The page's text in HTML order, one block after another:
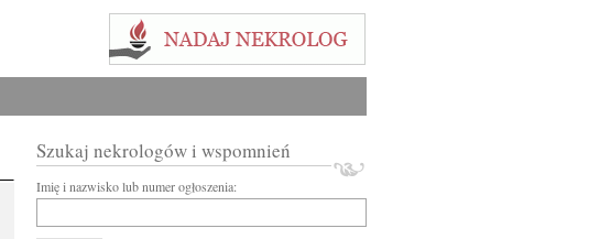
Szukaj nekrologów i wspomnień
Imię i nazwisko lub numer ogłoszenia: